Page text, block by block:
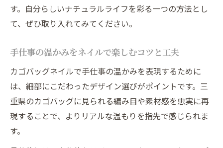
す。自分らしいナチュラルライフを彩る一つの方法とし
て、ぜひ取り入れてみてください。
手仕事の温かみをネイルで楽しむコツと工夫
カゴバッグネイルで手仕事の温かみを表現するために
は、細部にこだわったデザイン選びがポイントです。三
重県のカゴバッグに見られる編み目や素材感を忠実に再
現することで、よりリアルな温もりを指先で感じられま
す。